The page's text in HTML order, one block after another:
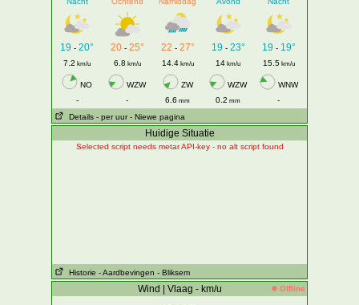
19 - 20° 20- 25° 22 - 27° 19 - 23° 19 - 19°
7.2 km/u 6.8 km/u 14.4km/u 14 km/u 15.5km/u
NO WZW ZW WZW
WNW
-
- 6.6 mm 0.2 mm
-
Details - per uur - Niewe pagina
Huidige Situatie
Selected script needs metar API-key - no alt script found
Historie - Aardbevingen - Bliksem
Wind | Vlaag - km/u Offline